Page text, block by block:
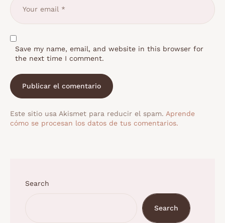
Save my name, email, and website in this browser for
the next time I comment.
Este sitio usa Akismet para reducir el spam. Aprende
cómo se procesan los datos de tus comentarios.
Search
Search